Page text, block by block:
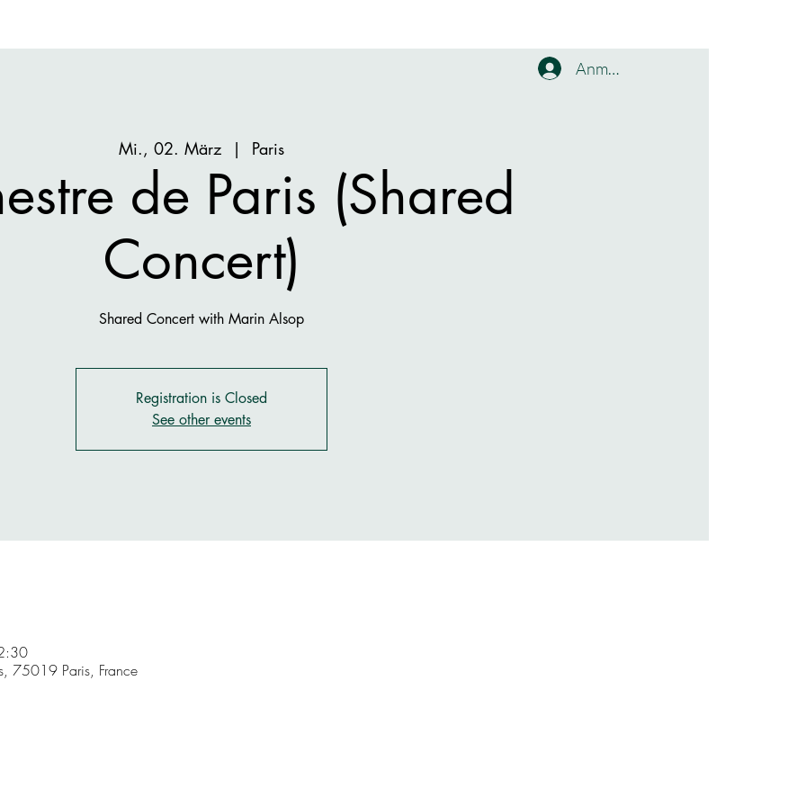
Anmelden
Mi., 02. März
  |
Paris
de Paris (Shared
Concert)
Shared Concert with Marin Alsop
Registration is Closed
See other events
75019 Paris, France